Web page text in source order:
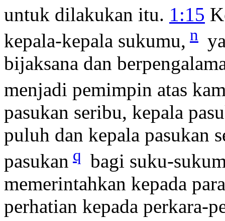
untuk dilakukan itu. 1:15
kepala-kepala sukumu, n
bijaksana dan
menjadi pemimpin atas
pasukan seribu, kepala
puluh dan kepala pasukan
pasukan q bagi suku-
memerintahkan kepada
perhatian kepada perkara-